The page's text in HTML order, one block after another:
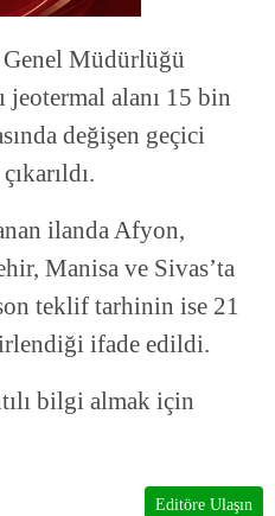
Müdürlüğü
jeotermal alanı 15 bin
değişen geçici
ilanda Afyon,
Manisa ve Sivas’ta
teklif tarhinin ise 21
ifade edildi.
bilgi almak için
Editöre Ulaşın